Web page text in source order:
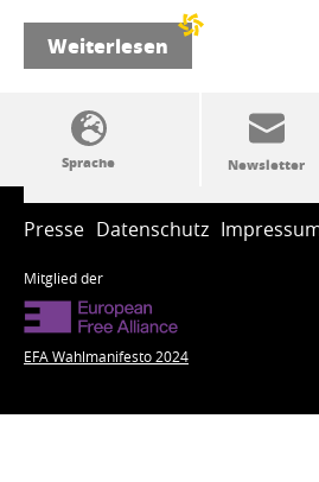
Weiterlesen
SSW-Politik von A bis Z
Presse Datenschutz
Mitglied der
EFA Wahlmanifesto 2024